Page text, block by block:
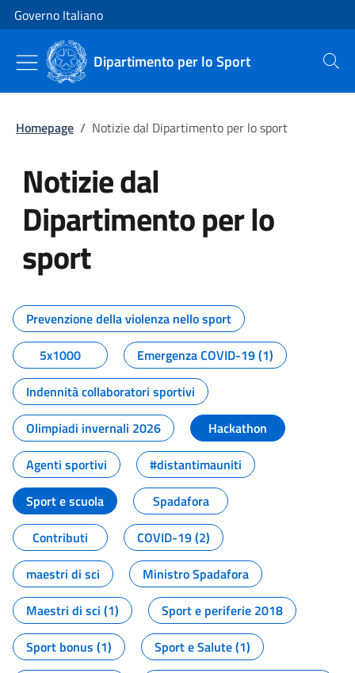
Vai al contenuto
Vai alla navigazione del sito
Governo Italiano
Dipartimento per lo Sport Cerca
Homepage / Notizie dal Dipartimento per lo sport
Notizie dal
Dipartimento per lo
sport
Tutti i contenuti della pagina
Prevenzione della violenza nello sport
5x1000
Emergenza COVID-19 (1)
Indennità collaboratori sportivi
Olimpiadi invernali 2026
Hackathon
Agenti sportivi
#distantimauniti
Sport e scuola
Spadafora
Contributi
COVID-19 (2)
maestri di sci
Ministro Spadafora
Maestri di sci (1)
Sport e periferie 2018
Sport bonus (1)
Sport e Salute (1)